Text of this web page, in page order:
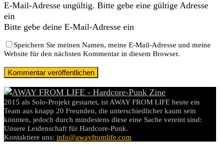
E-Mail-Adresse ungültig. Bitte gebe eine gültige Adresse
ein
Bitte gebe deine E-Mail-Adresse ein
Speichern Sie meinen Namen, meine E-Mail-Adresse und meine
Website für den nächsten Kommentar in diesem Browser.
2015 als Solo-Projekt gestartet, ist AWAY FROM LIFE heute ein
Team aus knapp 20 Freunden, die unterschiedlicher kaum sein
könnten, jedoch durch mindestens diese eine Sache vereint sind:
Unsere Leidenschaft für Hardcore-Punk.
Kontaktiere uns: info@awayfromlife.com